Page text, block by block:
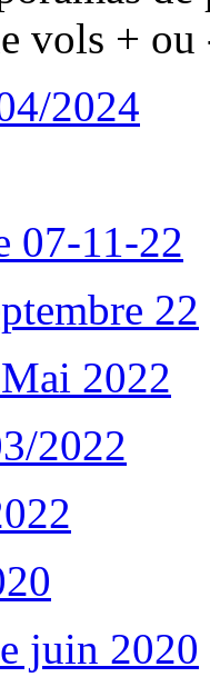
vols + ou
2024
07-11-22
22
2022
2022
juin 2020